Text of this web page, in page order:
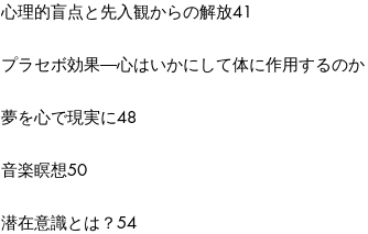
心理的盲点と先入観からの解放41
プラセボ効果―心はいかにして体に作用するの
夢を心で現実に48
音楽瞑想50
潜在意識とは？54